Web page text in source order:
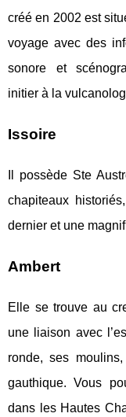
créé en 2002 est
voyage avec des
sonore et
initier à la
Issoire
Il possède Ste
chapiteaux
dernier et une
Ambert
Elle se trouve au
une liaison avec
ronde, ses
gauthique. Vous
dans les Hautes